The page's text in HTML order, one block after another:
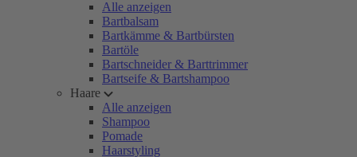
Alle anzeigen
Bartbalsam
Bartkämme & Bartbürsten
Bartöle
Bartschneider & Barttrimmer
Bartseife & Bartshampoo
Haare
Alle anzeigen
Shampoo
Pomade
Haarstyling